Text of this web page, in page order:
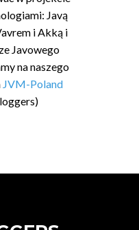
Javą
i Akką i
Javowego
na naszego
JVM-Poland